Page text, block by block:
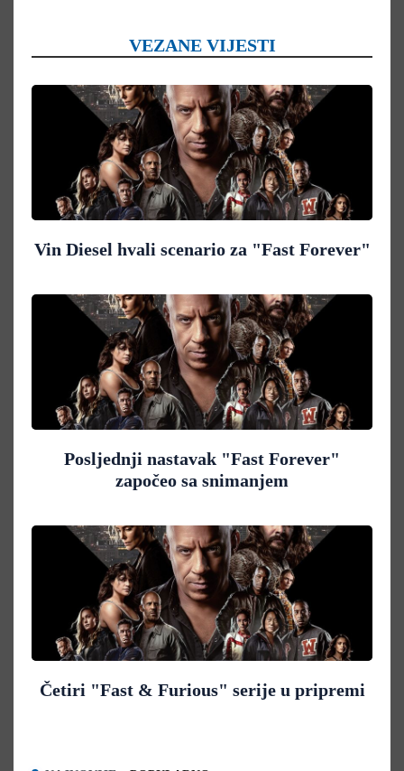
VEZANE VIJESTI
Vin Diesel hvali scenario za "Fast Forever"
Posljednji nastavak "Fast Forever"
započeo sa snimanjem
Četiri "Fast & Furious" serije u pripremi